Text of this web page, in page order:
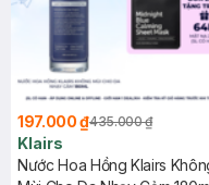
197.000 ₫435.000 ₫
Klairs
Nước Hoa Hồng Klairs